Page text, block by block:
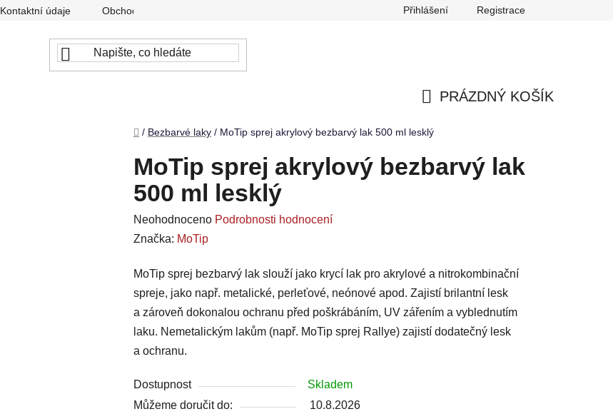
Kontaktní údaje Obchodní podmínky Reklamace Odstoupení od smlouvy
Přihlášení Registrace
PRÁZDNÝ KOŠÍK
Domů
/ Bezbarvé laky / MoTip sprej akrylový bezbarvý lak 500 ml lesklý
MoTip sprej akrylový bezbarvý lak
500 ml lesklý
Průměrné
hodnocení
je
0,0
z
5
hvězdiček.
Neohodnoceno Podrobnosti hodnocení
Značka: MoTip
MoTip sprej bezbarvý lak slouží jako krycí lak pro akrylové a nitrokombinační
spreje, jako např. metalické, perleťové, neónové apod. Zajistí brilantní lesk
a zároveň dokonalou ochranu před poškrábáním, UV zářením a vyblednutím
laku. Nemetalickým lakům (např. MoTip sprej Rallye) zajistí dodatečný lesk
a ochranu.
Dostupnost
Skladem
Můžeme doručit do:
10.8.2026